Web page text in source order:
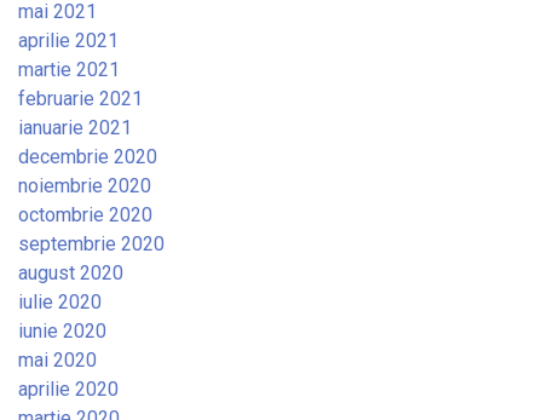
mai 2021
aprilie 2021
martie 2021
februarie 2021
ianuarie 2021
decembrie 2020
noiembrie 2020
octombrie 2020
septembrie 2020
august 2020
iulie 2020
iunie 2020
mai 2020
aprilie 2020